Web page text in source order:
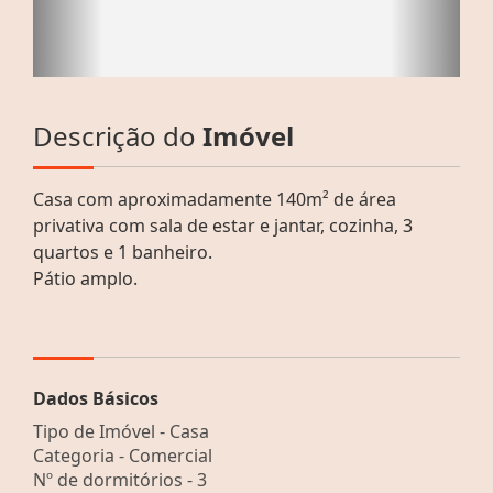
Descrição do Imóvel
Casa com aproximadamente 140m² de área
privativa com sala de estar e jantar, cozinha, 3
quartos e 1 banheiro.
Pátio amplo.
Dados Básicos
Tipo de Imóvel - Casa
Categoria - Comercial
Nº de dormitórios - 3